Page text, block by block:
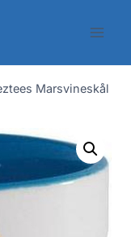
Marsvineskål